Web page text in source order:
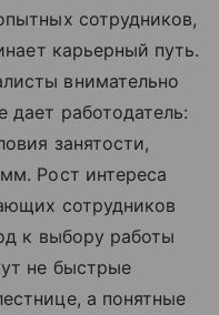
сотрудников,
карьерный путь.
внимательно
дает работодатель:
занятости,
Рост интереса
сотрудников
к выбору работы
не быстрые
а понятные